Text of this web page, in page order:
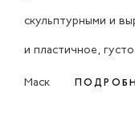
скульптурными и
и пластичное,
Маск